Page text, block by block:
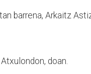
barrena, Arkaitz
doan.